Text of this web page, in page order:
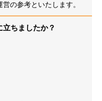
の参考といたします。
ちましたか？